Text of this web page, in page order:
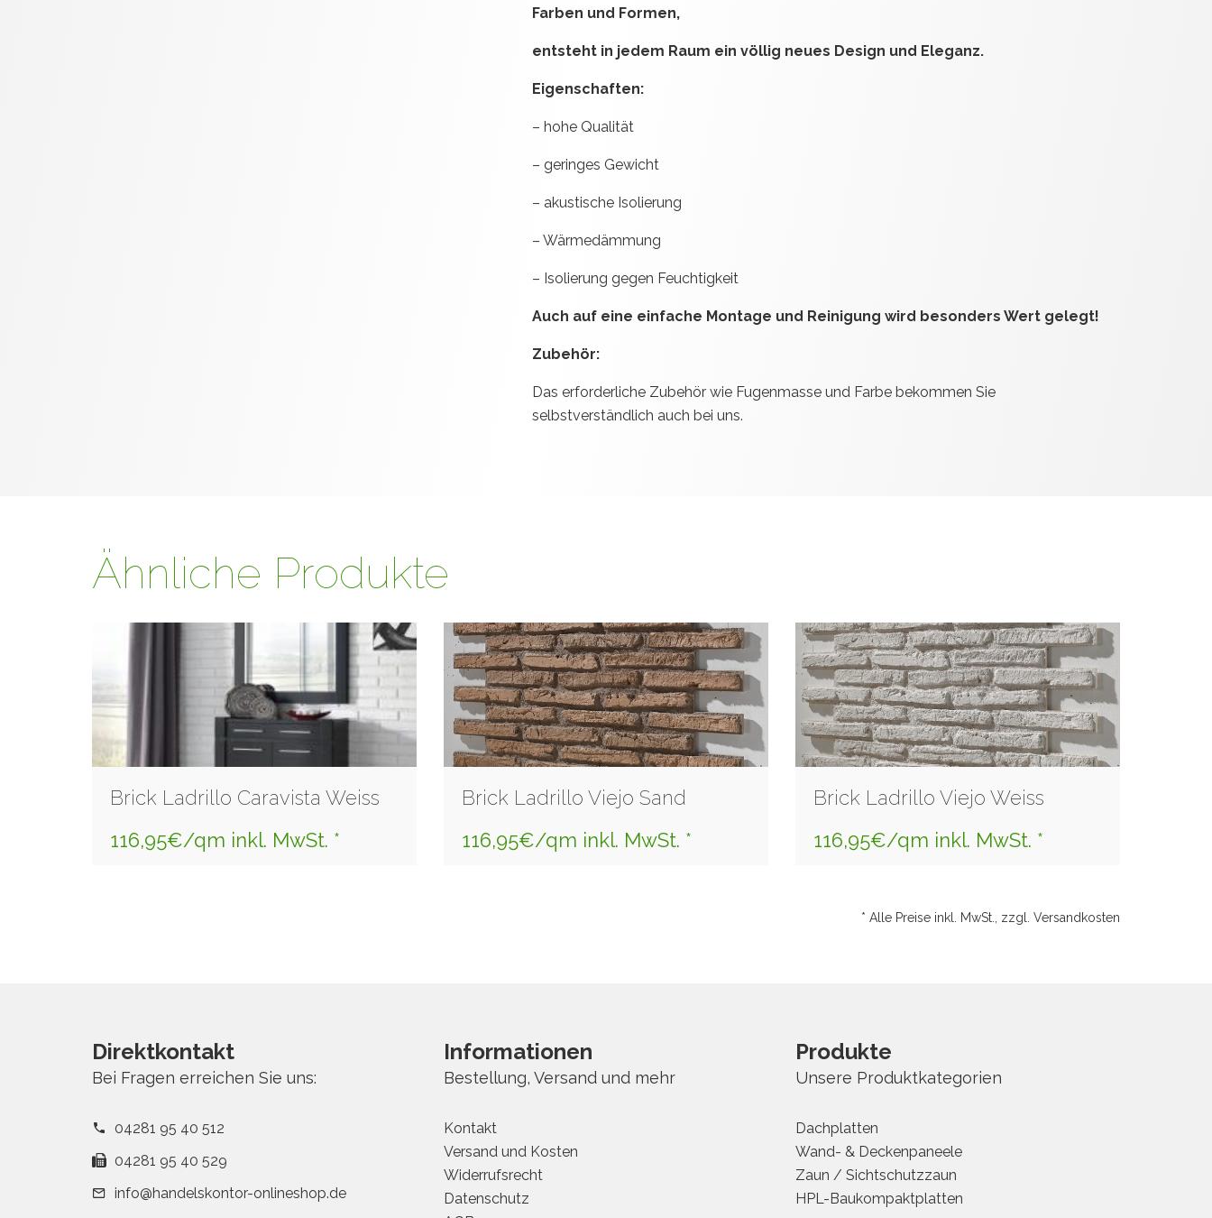
Farben und Formen,
entsteht in jedem Raum ein völlig neues Design und Eleganz.
Eigenschaften:
– hohe Qualität
– geringes Gewicht
– akustische Isolierung
– Wärmedämmung
– Isolierung gegen Feuchtigkeit
Auch auf eine einfache Montage und Reinigung wird besonders Wert gelegt!
Zubehör:
Das erforderliche Zubehör wie Fugenmasse und Farbe bekommen Sie
selbstverständlich auch bei uns.
Ähnliche Produkte
Brick Ladrillo Caravista Weiss
116,95€/qm inkl. MwSt. *
Brick Ladrillo Viejo Sand
116,95€/qm inkl. MwSt. *
Brick Ladrillo Viejo Weiss
116,95€/qm inkl. MwSt. *
* Alle Preise inkl. MwSt., zzgl. Versandkosten
Direktkontakt
Bei Fragen erreichen Sie uns:
04281 95 40 512
04281 95 40 529
info@handelskontor-onlineshop.de
Informationen
Bestellung, Versand und mehr
Kontakt
Versand und Kosten
Widerrufsrecht
Datenschutz
Produkte
Unsere Produktkategorien
Dachplatten
Wand- & Deckenpaneele
Zaun / Sichtschutzzaun
HPL-Baukompaktplatten